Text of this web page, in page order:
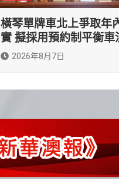
橫琴單牌車北上爭取年
實 擬採用預約制平衡車
2026年8月7日